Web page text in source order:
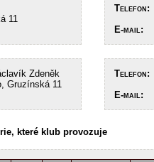
11
Telefon:
E-mail:
Zdeněk
Gruzínská 11
Telefon:
E-mail:
které klub provozuje